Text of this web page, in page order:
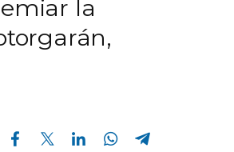
la
Compartir en Facebook Compartir en Twitter Compartir en Linkedin Compartir en Whatsapp